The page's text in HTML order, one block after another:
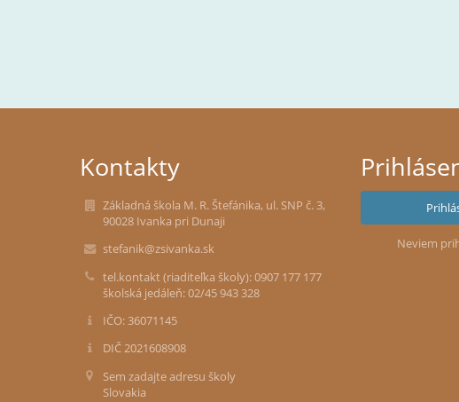
Kontakty
Základná škola M. R. Štefánika, ul. SNP č. 3,
90028 Ivanka pri Dunaji
stefanik@zsivanka.sk
tel.kontakt (riaditeľka školy): 0907 177 177
školská jedáleň: 02/45 943 328
IČO: 36071145
DIČ 2021608908
Sem zadajte adresu školy
Slovakia
Neviem